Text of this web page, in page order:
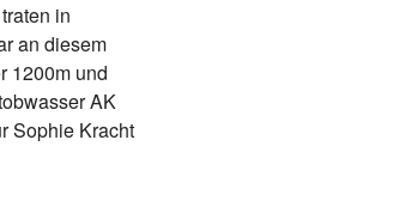
in
an diesem
1200m und
AK
Sophie Kracht